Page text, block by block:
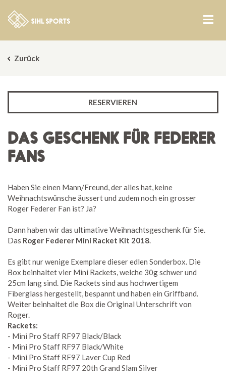
Zurück
RESERVIEREN
DAS GESCHENK FÜR FEDERER
FANS
Haben Sie einen Mann/Freund, der alles hat, keine
Weihnachtswünsche äussert und zudem noch ein grosser
Roger Federer Fan ist? Ja?
Dann haben wir das ultimative Weihnachtsgeschenk für Sie.
Das Roger Federer Mini Racket Kit 2018.
Es gibt nur wenige Exemplare dieser edlen Sonderbox. Die
Box beinhaltet vier Mini Rackets, welche 30g schwer und
25cm lang sind. Die Rackets sind aus hochwertigem
Fiberglass hergestellt, bespannt und haben ein Griffband.
Weiter beinhaltet die Box die Original Unterschrift von
Roger.
Rackets:
- Mini Pro Staff RF97 Black/Black
- Mini Pro Staff RF97 Black/White
- Mini Pro Staff RF97 Laver Cup Red
- Mini Pro Staff RF97 20th Grand Slam Silver